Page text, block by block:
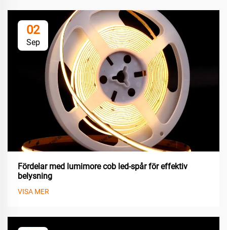
02
Sep
Fördelar med lumimore cob led-spår för effektiv
belysning
VISA MER